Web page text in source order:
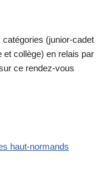
(junior-cadet
collège) en relais par
ce rendez-vous
haut-normands